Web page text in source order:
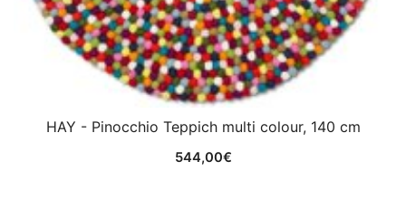
HAY - Pinocchio Teppich multi colour, 140 cm
544,00€